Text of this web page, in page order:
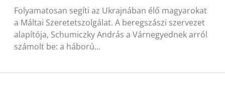
Folyamatosan segíti az Ukrajnában élő magyarokat
a Máltai Szeretetszolgálat. A beregszászi szervezet
alapítója, Schumiczky András a Várnegyednek arról
számolt be: a háború…